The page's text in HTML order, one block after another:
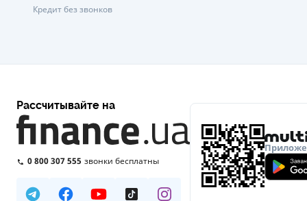
Кредит без звонков
Рассчитывайте на
0 800 307 555 звонки бесплатны